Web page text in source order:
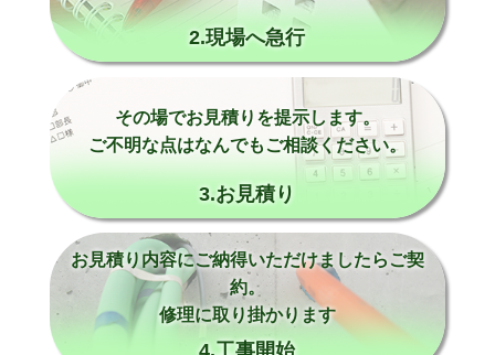
2.現場へ急行
その場でお見積りを提示します。
ご不明な点はなんでもご相談ください。
3.お見積り
お見積り内容にご納得いただけましたらご契
約。
修理に取り掛かります
4.工事開始